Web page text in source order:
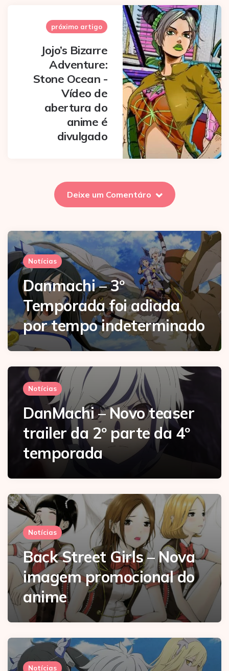
próximo artigo
Jojo’s Bizarre
Adventure:
Stone Ocean -
Vídeo de
abertura do
anime é
divulgado
Deixe um Comentáro
Notícias
Danmachi – 3º
Temporada foi adiada
por tempo indeterminado
Notícias
DanMachi – Novo teaser
trailer da 2º parte da 4º
temporada
Notícias
Back Street Girls – Nova
imagem promocional do
anime
Notícias